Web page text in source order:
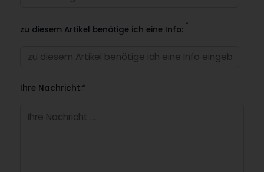
zu diesem Artikel benötige ich eine Info: *
Ihre Nachricht:*